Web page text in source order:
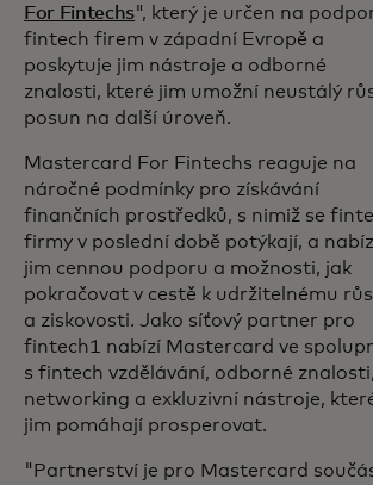
For Fintechs", který je určen na
fintech firem v západní Evropě a
poskytuje jim nástroje a odborné
znalosti, které jim umožní neustálý
posun na další úroveň.
Mastercard For Fintechs reaguje na
náročné podmínky pro získávání
finančních prostředků, s nimiž se
firmy v poslední době potýkají, a
jim cennou podporu a možnosti, jak
pokračovat v cestě k udržitelnému
a ziskovosti. Jako síťový partner pro
fintech1 nabízí Mastercard ve
s fintech vzdělávání, odborné znalosti,
networking a exkluzivní nástroje,
jim pomáhají prosperovat.
"Partnerství je pro Mastercard